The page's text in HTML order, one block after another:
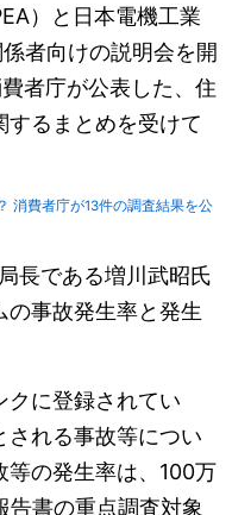
）と日本電機工業
者向けの説明会を開
者庁が公表した、住
るまとめを受けて
消費者庁が13件の調査結果を公
長である増川武昭氏
事故発生率と発生
クに登録されてい
される事故等につい
等の発生率は、100万
告書の重点調査対象